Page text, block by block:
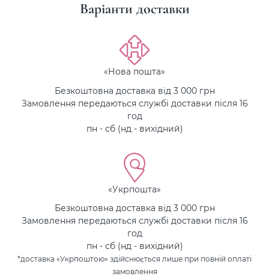
Варіанти доставки
«Нова пошта»
Безкоштовна доставка від 3 000 грн
Замовлення передаються службі доставки після 16
год
пн - сб (нд - вихідний)
«Укрпошта»
Безкоштовна доставка від 3 000 грн
Замовлення передаються службі доставки після 16
год
пн - сб (нд - вихідний)
*доставка «Укрпоштою» здійснюється лише при повній оплаті
замовлення